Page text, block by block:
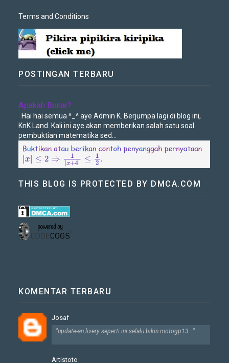
Terms and Conditions
POSTINGAN TERBARU
Apakah Benar?
Hai hai semua ^_^ aye Admin K. Berjumpa lagi di blog ini,
KnK Land. Kali ini aye akan memberikan salah satu soal
pembuktian matematika sed...
THIS BLOG IS PROTECTED BY DMCA.COM
KOMENTAR TERBARU
Josaf
"update-an livery seperti ini selalu bikin motogp13..."
Artistoto